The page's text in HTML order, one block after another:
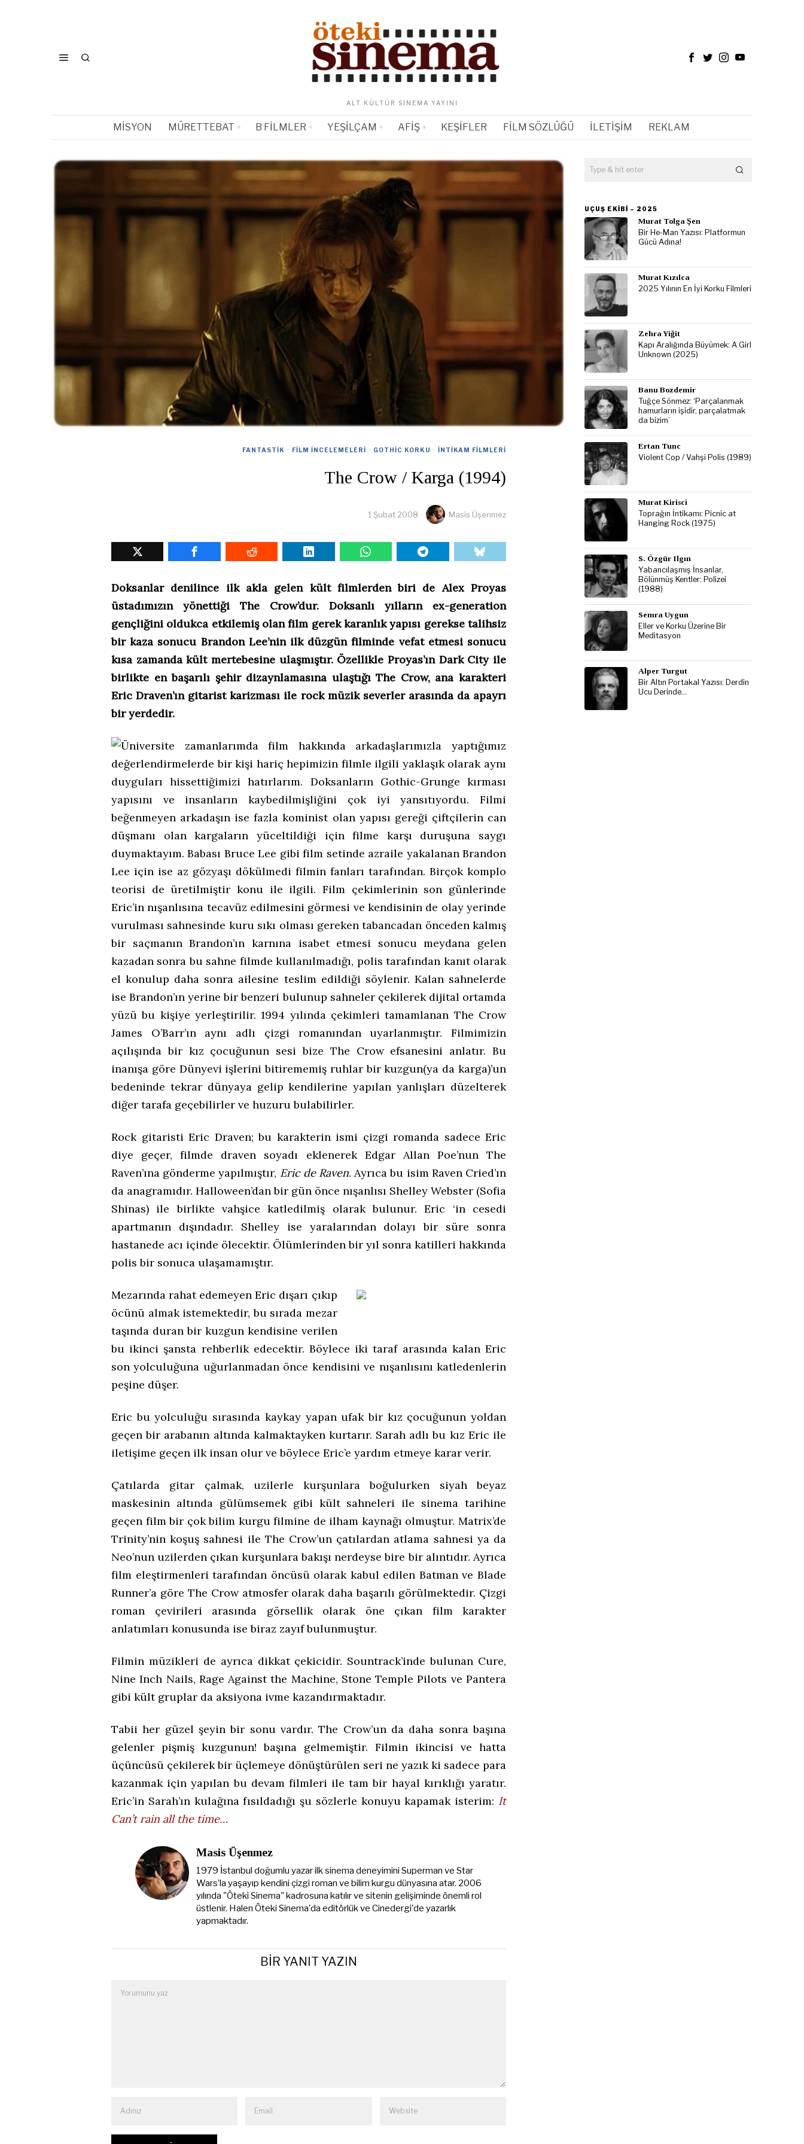
ALT KÜLTÜR SINEMA YAYINI
MISYON MÜRETTEBAT B FILMLER YEŞILÇAM AFIŞ KEŞIFLER FILM SÖZLÜĞÜ İLETIŞIM REKLAM
FANTASTIK · FILM İNCELEMELERI · GOTHIC KORKU · İNTIKAM FILMLERI
The Crow / Karga (1994)
1 Şubat 2008 Masis Üşenmez
Doksanlar denilince ilk akla gelen kült filmlerden biri de Alex Proyas
üstadımızın yönettiği The Crow’dur. Doksanlı yılların ex-generation
gençliğini oldukca etkilemiş olan film gerek karanlık yapısı gerekse talihsiz
bir kaza sonucu Brandon Lee’nin ilk düzgün filminde vefat etmesi sonucu
kısa zamanda kült mertebesine ulaşmıştır. Özellikle Proyas’ın Dark City ile
birlikte en başarılı şehir dizaynlamasına ulaştığı The Crow, ana karakteri
Eric Draven’ın gitarist karizması ile rock müzik severler arasında da apayrı
bir yerdedir.
Üniversite zamanlarımda film hakkında arkadaşlarımızla yaptığımız
değerlendirmelerde bir kişi hariç hepimizin filmle ilgili yaklaşık olarak aynı
duyguları hissettiğimizi hatırlarım. Doksanların Gothic-Grunge kırması
yapısını ve insanların kaybedilmişliğini çok iyi yansıtıyordu. Filmi
beğenmeyen arkadaşın ise fazla kominist olan yapısı gereği çiftçilerin can
düşmanı olan kargaların yüceltildiği için filme karşı duruşuna saygı
duymaktayım. Babası Bruce Lee gibi film setinde azraile yakalanan Brandon
Lee için ise az gözyaşı dökülmedi filmin fanları tarafından. Birçok komplo
teorisi de üretilmiştir konu ile ilgili. Film çekimlerinin son günlerinde
Eric’in nışanlısına tecavüz edilmesini görmesi ve kendisinin de olay yerinde
vurulması sahnesinde kuru sıkı olması gereken tabancadan önceden kalmış
bir saçmanın Brandon’ın karnına isabet etmesi sonucu meydana gelen
kazadan sonra bu sahne filmde kullanılmadığı, polis tarafından kanıt olarak
el konulup daha sonra ailesine teslim edildiği söylenir. Kalan sahnelerde
ise Brandon’ın yerine bir benzeri bulunup sahneler çekilerek dijital ortamda
yüzü bu kişiye yerleştirilir. 1994 yılında çekimleri tamamlanan The Crow
James O’Barr’ın aynı adlı çizgi romanından uyarlanmıştır. Filmimizin
açılışında bir kız çocuğunun sesi bize The Crow efsanesini anlatır. Bu
inanışa göre Dünyevi işlerini bitirememiş ruhlar bir kuzgun(ya da karga)’un
bedeninde tekrar dünyaya gelip kendilerine yapılan yanlışları düzelterek
diğer tarafa geçebilirler ve huzuru bulabilirler.
Rock gitaristi Eric Draven; bu karakterin ismi çizgi romanda sadece Eric
diye geçer, filmde draven soyadı eklenerek Edgar Allan Poe’nun The
Raven’ına gönderme yapılmıştır, Eric de Raven. Ayrıca bu isim Raven Cried’ın
da anagramıdır. Halloween’dan bir gün önce nışanlısı Shelley Webster (Sofia
Shinas) ile birlikte vahşice katledilmiş olarak bulunur. Eric ‘in cesedi
apartmanın dışındadır. Shelley ise yaralarından dolayı bir süre sonra
hastanede acı içinde ölecektir. Ölümlerinden bir yıl sonra katilleri hakkında
polis bir sonuca ulaşamamıştır.
Mezarında rahat edemeyen Eric dışarı çıkıp
öcünü almak istemektedir, bu sırada mezar
taşında duran bir kuzgun kendisine verilen
bu ikinci şansta rehberlik edecektir. Böylece iki taraf arasında kalan Eric
son yolculuğuna uğurlanmadan önce kendisini ve nışanlısını katledenlerin
peşine düşer.
Eric bu yolculuğu sırasında kaykay yapan ufak bir kız çocuğunun yoldan
geçen bir arabanın altında kalmaktayken kurtarır. Sarah adlı bu kız Eric ile
iletişime geçen ilk insan olur ve böylece Eric’e yardım etmeye karar verir.
Çatılarda gitar çalmak, uzilerle kurşunlara boğulurken siyah beyaz
maskesinin altında gülümsemek gibi kült sahneleri ile sinema tarihine
geçen film bir çok bilim kurgu filmine de ilham kaynağı olmuştur. Matrix’de
Trinity’nin koşuş sahnesi ile The Crow’un çatılardan atlama sahnesi ya da
Neo’nun uzilerden çıkan kurşunlara bakışı nerdeyse bire bir alıntıdır. Ayrıca
film eleştirmenleri tarafından öncüsü olarak kabul edilen Batman ve Blade
Runner’a göre The Crow atmosfer olarak daha başarılı görülmektedir. Çizgi
roman çevirileri arasında görsellik olarak öne çıkan film karakter
anlatımları konusunda ise biraz zayıf bulunmuştur.
Filmin müzikleri de ayrıca dikkat çekicidir. Sountrack’inde bulunan Cure,
Nine Inch Nails, Rage Against the Machine, Stone Temple Pilots ve Pantera
gibi kült gruplar da aksiyona ivme kazandırmaktadır.
Tabii her güzel şeyin bir sonu vardır. The Crow’un da daha sonra başına
gelenler pişmiş kuzgunun! başına gelmemiştir. Filmin ikincisi ve hatta
üçüncüsü çekilerek bir üçlemeye dönüştürülen seri ne yazık ki sadece para
kazanmak için yapılan bu devam filmleri ile tam bir hayal kırıklığı yaratır.
Eric’in Sarah’ın kulağına fısıldadığı şu sözlerle konuyu kapamak isterim: It
Can’t rain all the time…
Masis Üşenmez
1979 İstanbul doğumlu yazar ilk sinema deneyimini Superman ve Star
Wars’la yaşayıp kendini çizgi roman ve bilim kurgu dünyasına atar. 2006
yılında "Öteki Sinema" kadrosuna katılır ve sitenin gelişiminde önemli rol
üstlenir. Halen Öteki Sinema'da editörlük ve Cinedergi'de yazarlık
yapmaktadır.
BIR YANIT YAZIN
UÇUŞ EKIBI – 2025
Murat Tolga Şen
Bir He-Man Yazısı: Platformun
Gücü Adına!
Murat Kızılca
2025 Yılının En İyi Korku Filmleri
Zehra Yiğit
Kapı Aralığında Büyümek: A Girl
Unknown (2025)
Banu Bozdemir
Tuğçe Sönmez: ‘Parçalanmak
hamurların işidir, parçalatmak
da bizim’
Ertan Tunc
Violent Cop / Vahşi Polis (1989)
Murat Kirisci
Toprağın İntikamı: Picnic at
Hanging Rock (1975)
S. Özgür Ilgın
Yabancılaşmış İnsanlar,
Bölünmüş Kentler: Polizei
(1988)
Semra Uygun
Eller ve Korku Üzerine Bir
Meditasyon
Alper Turgut
Bir Altın Portakal Yazısı: Derdin
Ucu Derinde…